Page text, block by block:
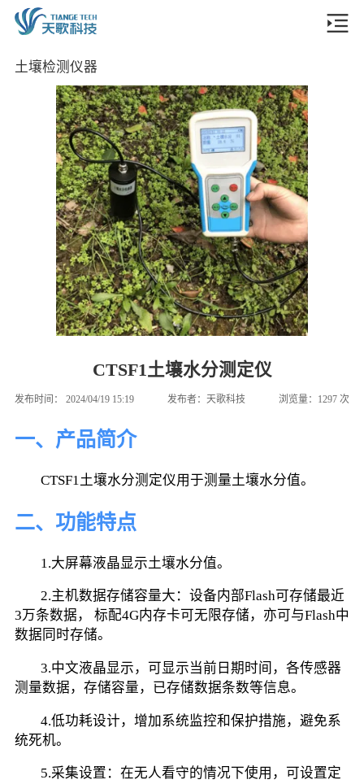
土壤检测仪器
CTSF1土壤水分测定仪
发布时间： 2024/04/19 15:19 发布者： 天歌科技 浏览量： 1297 次
一、产品简介
CTSF1土壤水分测定仪用于测量土壤水分值。
二、功能特点
1.大屏幕液晶显示土壤水分值。
3万条数据， 标配4G内存卡可无限存储，亦可与Flash中
数据同时存储。
测量数据，存储容量，已存储数据条数等信息。
统死机。